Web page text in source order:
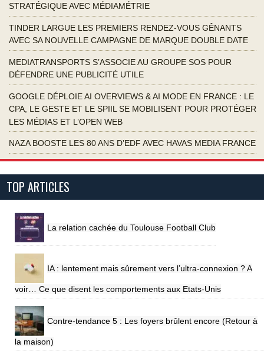
STRATÉGIQUE AVEC MÉDIAMÉTRIE
TINDER LARGUE LES PREMIERS RENDEZ-VOUS GÊNANTS
AVEC SA NOUVELLE CAMPAGNE DE MARQUE DOUBLE DATE
MEDIATRANSPORTS S’ASSOCIE AU GROUPE SOS POUR
DÉFENDRE UNE PUBLICITÉ UTILE
GOOGLE DÉPLOIE AI OVERVIEWS & AI MODE EN FRANCE : LE
CPA, LE GESTE ET LE SPIIL SE MOBILISENT POUR PROTÉGER
LES MÉDIAS ET L’OPEN WEB
NAZA BOOSTE LES 80 ANS D’EDF AVEC HAVAS MEDIA FRANCE
TOP ARTICLES
La relation cachée du Toulouse Football Club
IA : lentement mais sûrement vers l’ultra-connexion ? A
voir… Ce que disent les comportements aux Etats-Unis
Contre-tendance 5 : Les foyers brûlent encore (Retour à
la maison)